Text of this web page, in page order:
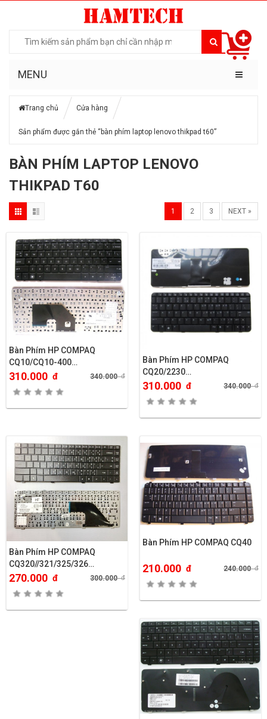
MENU
Trang chủ Cửa hàng
Sản phẩm được gắn thẻ “bàn phím laptop lenovo thikpad t60”
BÀN PHÍM LAPTOP LENOVO
THIKPAD T60
1 2 3 NEXT »
Bàn Phím HP COMPAQ
CQ10/CQ10-400…
310.000 đ 340.000đ
Bàn Phím HP COMPAQ
CQ20/2230…
310.000 đ 340.000đ
Bàn Phím HP COMPAQ
CQ320//321/325/326…
270.000 đ 300.000đ
Bàn Phím HP COMPAQ CQ40
210.000 đ 240.000đ